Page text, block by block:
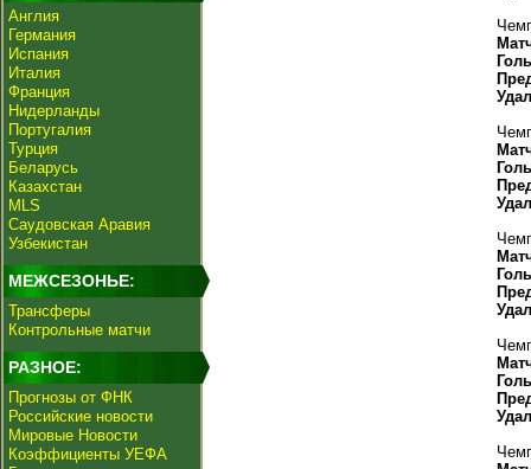
Англия
Германия
Испания
Италия
Франция
Нидерланды
Португалия
Турция
Беларусь
Казахстан
MLS
Саудовская Аравия
Узбекистан
МЕЖСЕЗОНЬЕ:
Трансферы
Контрольные матчи
РАЗНОЕ:
Прогнозы от ФНК
Российские новости
Мировые Новости
Коэффициенты УЕФА